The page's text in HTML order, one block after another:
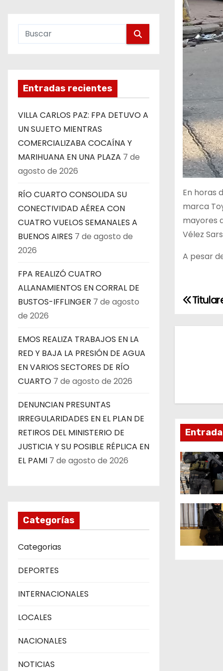
Entradas recientes
VILLA CARLOS PAZ: FPA DETUVO A
UN SUJETO MIENTRAS
COMERCIALIZABA COCAÍNA Y
MARIHUANA EN UNA PLAZA 7 de
agosto de 2026
RÍO CUARTO CONSOLIDA SU
CONECTIVIDAD AÉREA CON
CUATRO VUELOS SEMANALES A
BUENOS AIRES 7 de agosto de
2026
FPA REALIZÓ CUATRO
ALLANAMIENTOS EN CORRAL DE
BUSTOS-IFFLINGER 7 de agosto
de 2026
EMOS REALIZA TRABAJOS EN LA
RED Y BAJA LA PRESIÓN DE AGUA
EN VARIOS SECTORES DE RÍO
CUARTO 7 de agosto de 2026
DENUNCIAN PRESUNTAS
IRREGULARIDADES EN EL PLAN DE
RETIROS DEL MINISTERIO DE
JUSTICIA Y SU POSIBLE RÉPLICA EN
EL PAMI 7 de agosto de 2026
Categorías
Categorias
DEPORTES
INTERNACIONALES
LOCALES
NACIONALES
NOTICIAS
En horas
marca
mayores
Vélez
A pesar
N
a
a
c
i
ó
n
d
e